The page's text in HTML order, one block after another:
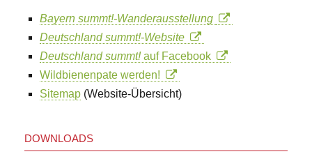
Bayern summt!-Wanderausstellung
Deutschland summt!-Website
Deutschland summt!auf Facebook
Wildbienenpate werden!
Sitemap (Website-Übersicht)
DOWNLOADS